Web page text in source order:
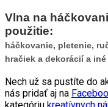
Vlna na
použitie:
háčkovanie, pletenie,
hračiek a dekorácií a iné
Nech už sa pustíte do
nás pridať aj na